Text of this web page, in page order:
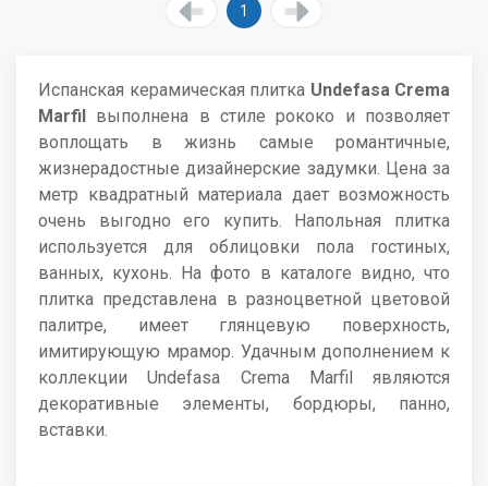
1
Испанская керамическая плитка Undefasa Crema
Marfil выполнена в стиле рококо и позволяет
воплощать в жизнь самые романтичные,
жизнерадостные дизайнерские задумки. Цена за
метр квадратный материала дает возможность
очень выгодно его купить. Напольная плитка
используется для облицовки пола гостиных,
ванных, кухонь. На фото в каталоге видно, что
плитка представлена в разноцветной цветовой
палитре, имеет глянцевую поверхность,
имитирующую мрамор. Удачным дополнением к
коллекции Undefasa Crema Marfil являются
декоративные элементы, бордюры, панно,
вставки.